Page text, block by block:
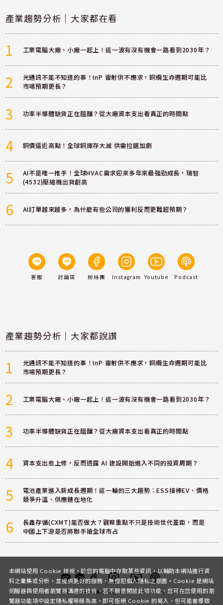
產業趨勢分析｜大家都在看
1 工業電腦大廠、小廠一起上！這一波有沒有機會一路看到2030年？
2
光通訊不能不知道的事！InP 雷射供不應求，銅纜生命週期可能比
市場預期更長？
3 功率半導體缺貨正在醞釀？從大廠資本支出看真正的時間點
4 銅價逼近高點！全球銅庫存大減 供需拉鋸加劇
5
AI不是唯一推手！全球HVAC需求迎來多年來最強勁成長，瑞智
(4532)壓縮機出貨創高
6 AI訂單越來越多，為什麼有些公司的獲利反而更難超預期？
客服 討論區 粉絲團 Instagram Youtube Podcast
產業趨勢分析｜大家都說讚
1
光通訊不能不知道的事！InP 雷射供不應求，銅纜生命週期可能比
市場預期更長？
2 工業電腦大廠、小廠一起上！這一波有沒有機會一路看到2030年？
3 功率半導體缺貨正在醞釀？從大廠資本支出看真正的時間點
4 資本支出愈上修，反而透露 AI 建設開始進入不同的投資周期？
5
電池產業進入新成長週期！這一輪的三大趨勢：ESS接棒EV、價格
競爭升溫、供應鏈在地化
6
長鑫存儲(CXMT)能否做大？觀察重點不只是技術世代差距，而是
中國上下游是否將聯手搶全球市占
客服 討論區粉絲團InstagramYoutubePodcast
本網站使用 Cookie 技術，於您的電腦中存取某些資訊，以輔助本網站進行資
料之彙集或分析，並提供更好的服務，無侵犯個人隱私之意圖。Cookie 是網站
伺服器與使用者瀏覽器溝通的技術，若不願意開放此項功能，您可在您使用的瀏
覽器功能項中設定隱私權等級為高，即可拒絕 Cookie 的寫入，但可能會導致